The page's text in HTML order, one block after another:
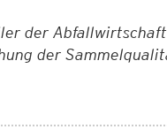
der
der